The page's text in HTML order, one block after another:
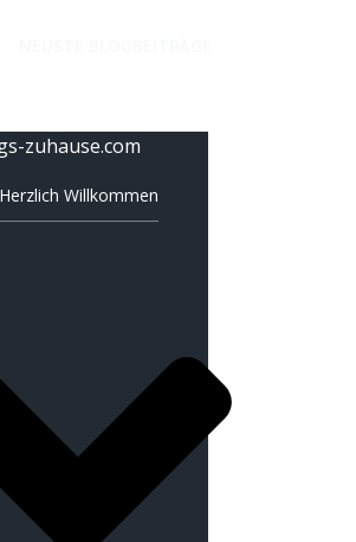
zuhause.com
Herzlich Willkommen